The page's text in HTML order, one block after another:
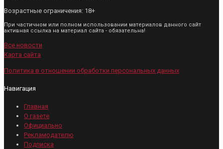
Возрастные ограничения: 18+
При частичном или полном использовании материалов данного сайт
активная ссылка на материал сайта - обязательна!
Все новости
Карта сайта
Политика в отношении обработки персональных данных
Навигация
Главная
О газете
Официально
Рекламодателю
Подписка